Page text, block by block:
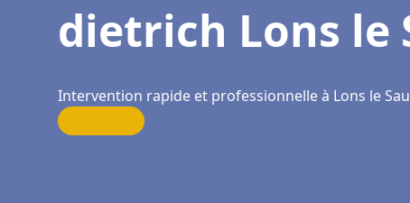
dietrich Lons le
Intervention rapide et professionnelle à Lons le